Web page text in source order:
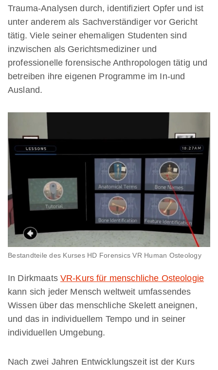
Trauma-Analysen durch, identifiziert Opfer und ist
unter anderem als Sachverständiger vor Gericht
tätig. Viele seiner ehemaligen Studenten sind
inzwischen als Gerichtsmediziner und
professionelle forensische Anthropologen tätig und
betreiben ihre eigenen Programme im In-und
Ausland.
Bestandteile des Kurses HD Forensics VR Human Osteology
In Dirkmaats VR-Kurs für menschliche Osteologie
kann sich jeder Mensch weltweit umfassendes
Wissen über das menschliche Skelett aneignen,
und das in individuellem Tempo und in seiner
individuellen Umgebung.
Nach zwei Jahren Entwicklungszeit ist der Kurs